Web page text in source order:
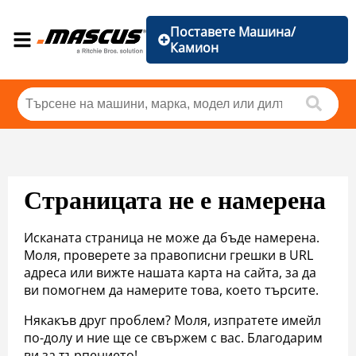
Поставете Машина/
Камион
Страницата не е намерена
Исканата страница не може да бъде намерена.
Моля, проверете за правописни грешки в URL
адреса или вижте нашата карта на сайта, за да
ви помогнем да намерите това, което търсите.
Някакъв друг проблем? Моля, изпратете имейл
по-долу и ние ще се свържем с вас. Благодарим